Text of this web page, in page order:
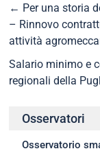
← Per una storia
– Rinnovo
attività
Salario minimo e
regionali della
Osservatori
Osservatorio